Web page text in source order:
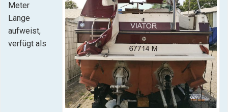
Meter
Länge
aufweist,
verfügt als